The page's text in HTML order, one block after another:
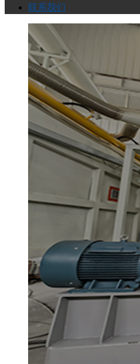
联系我们